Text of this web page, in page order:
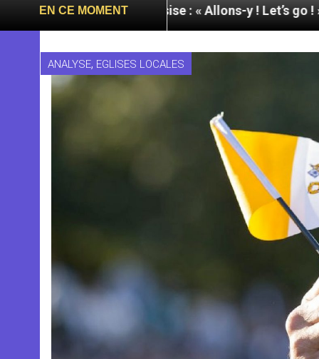
EN CE MOMENT
du pape à Assise : « Allons-y ! Let’s go ! »
ANALYSE, EGLISES LOCALES